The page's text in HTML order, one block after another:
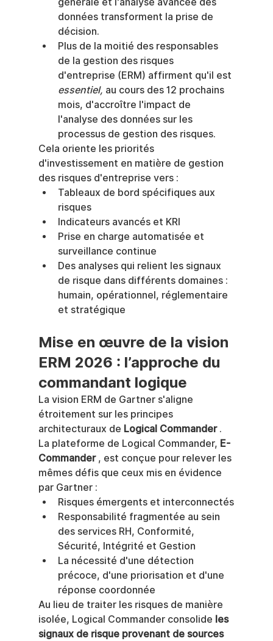
données transforment la prise de
décision.
Plus de la moitié des responsables
de la gestion des risques
d'entreprise (ERM) affirment qu'il est
essentiel, au cours des 12 prochains
mois, d'accroître l'impact de
l'analyse des données sur les
processus de gestion des risques.
Cela oriente les priorités
d'investissement en matière de gestion
des risques d'entreprise vers :
Tableaux de bord spécifiques aux
risques
Indicateurs avancés et KRI
Prise en charge automatisée et
surveillance continue
Des analyses qui relient les signaux
de risque dans différents domaines :
humain, opérationnel, réglementaire
et stratégique
Mise en œuvre de la vision
ERM 2026 : l’approche du
commandant logique
La vision ERM de Gartner s'aligne
étroitement sur les principes
architecturaux de Logical Commander .
La plateforme de Logical Commander, E-
Commander , est conçue pour relever les
mêmes défis que ceux mis en évidence
par Gartner :
Risques émergents et interconnectés
Responsabilité fragmentée au sein
des services RH, Conformité,
Sécurité, Intégrité et Gestion
La nécessité d'une détection
précoce, d'une priorisation et d'une
réponse coordonnée
Au lieu de traiter les risques de manière
isolée, Logical Commander consolide les
signaux de risque provenant de sources